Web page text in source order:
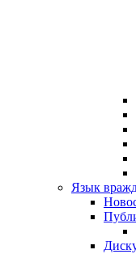
Язык